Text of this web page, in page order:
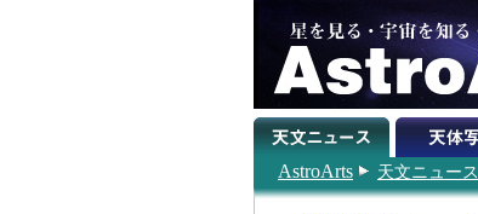
AstroArts 天文ニュース